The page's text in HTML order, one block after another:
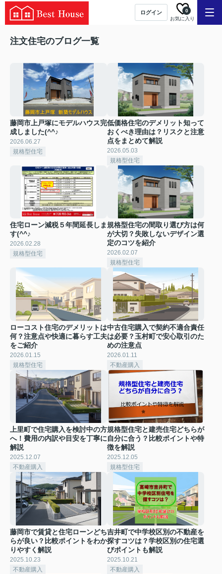
ログイン
お気に入り
0
注文住宅のブログ一覧
藤岡市上戸塚にモデルハウス完
成しました(^^♪
2026.06.27
規格型住宅
低価格住宅のデメリット知って
おくべき理由は？リスクと注意
点をまとめて解説
2026.05.03
規格型住宅
住宅ローン減税５年間延長しま
す(^^♪
2026.02.28
規格型住宅
規格型住宅の間取り選び方は何
が大切？失敗しないデザイン選
定のコツを紹介
2026.02.07
規格型住宅
ローコスト住宅のデメリットは
何？注意点や快適に暮らす工夫
をご紹介
2026.01.15
規格型住宅
中古住宅購入で契約不適合責任
は必要？玉村町で安心取引のた
めの注意点
2026.01.11
不動産購入
上里町で住宅購入を検討中の方
へ！費用の内訳や目安を丁寧に
解説
2025.12.07
不動産購入
規格型住宅と建売住宅どちらが
自分に合う？比較ポイントや特
徴を解説
2025.12.05
規格型住宅
藤岡市で賃貸と住宅ローンどち
らが良い？比較ポイントをわか
りやすく解説
2025.10.23
不動産購入
吉井町で中学校区別の不動産を
探すコツは？学校区別の住宅選
びポイントも解説
2025.10.21
不動産購入